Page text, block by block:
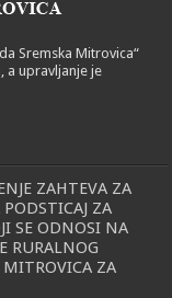
Sremska Mitrovica“
a upravljanje je
ZAHTEVA ZA
ZA
SE ODNOSI NA
RURALNOG
MITROVICA ZA